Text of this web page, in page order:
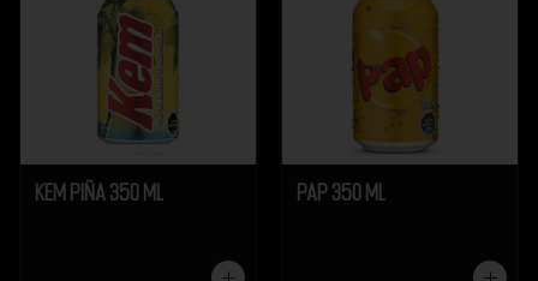
Kem Piña 350 ml Pap 350 ml